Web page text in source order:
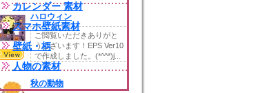
ハロウィン
ご閲覧いただきありがと
うございます！EPS Ver10
で作成しました。(*^^*)j...
秋の動物
カレンダー 素材
スマホ壁紙素材
壁紙・柄
人物の素材